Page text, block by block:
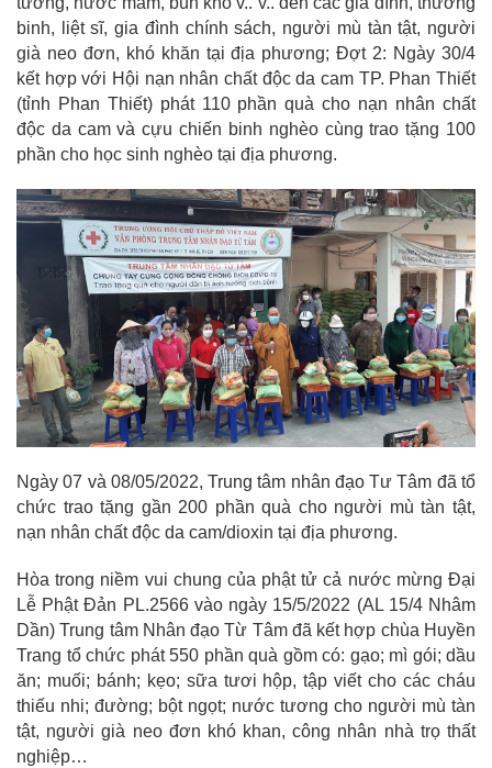
binh, liệt sĩ, gia đình chính sách, người mù tàn tật, người
già neo đơn, khó khăn tại địa phương; Đợt 2: Ngày 30/4
kết hợp với Hội nạn nhân chất độc da cam TP. Phan Thiết
(tỉnh Phan Thiết) phát 110 phần quà cho nạn nhân chất
độc da cam và cựu chiến binh nghèo cùng trao tặng 100
phần cho học sinh nghèo tại địa phương.
Ngày 07 và 08/05/2022, Trung tâm nhân đạo Tư Tâm đã tổ
chức trao tặng gần 200 phần quà cho người mù tàn tật,
nạn nhân chất độc da cam/dioxin tại địa phương.
Hòa trong niềm vui chung của phật tử cả nước mừng Đại
Lễ Phật Đản PL.2566 vào ngày 15/5/2022 (AL 15/4 Nhâm
Dần) Trung tâm Nhân đạo Từ Tâm đã kết hợp chùa Huyền
Trang tổ chức phát 550 phần quà gồm có: gạo; mì gói; dầu
ăn; muối; bánh; kẹo; sữa tươi hộp, tập viết cho các cháu
thiếu nhi; đường; bột ngọt; nước tương cho người mù tàn
tật, người già neo đơn khó khan, công nhân nhà trọ thất
nghiệp…